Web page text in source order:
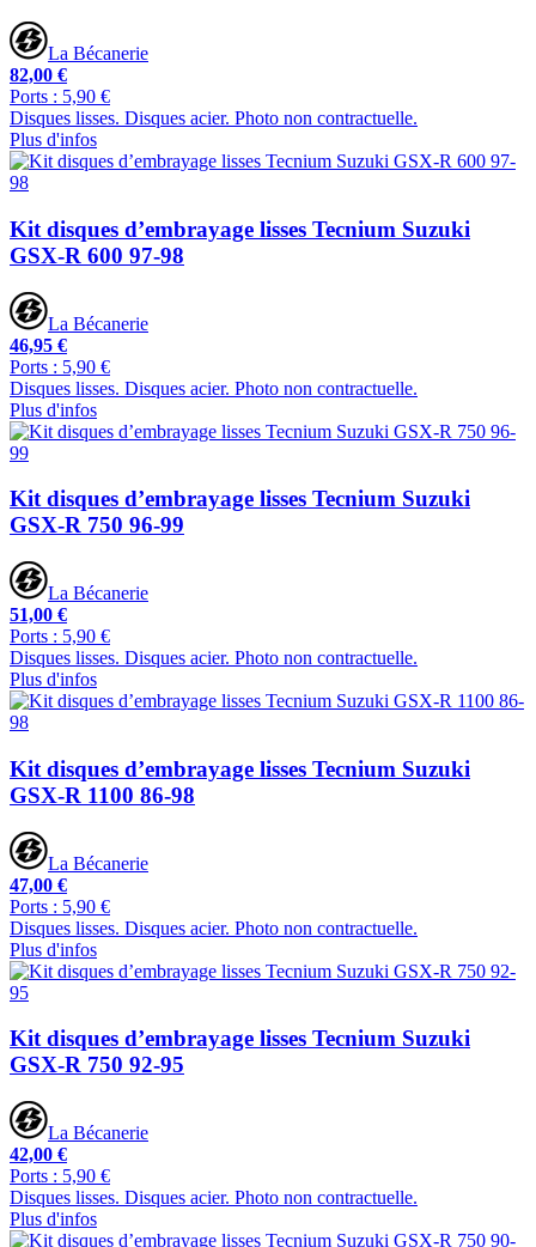
La Bécanerie
82,00 €
Ports : 5,90 €
Disques lisses. Disques acier. Photo non contractuelle.
Plus d'infos
Kit disques d’embrayage lisses Tecnium Suzuki
GSX-R 600 97-98
La Bécanerie
46,95 €
Ports : 5,90 €
Disques lisses. Disques acier. Photo non contractuelle.
Plus d'infos
Kit disques d’embrayage lisses Tecnium Suzuki
GSX-R 750 96-99
La Bécanerie
51,00 €
Ports : 5,90 €
Disques lisses. Disques acier. Photo non contractuelle.
Plus d'infos
Kit disques d’embrayage lisses Tecnium Suzuki
GSX-R 1100 86-98
La Bécanerie
47,00 €
Ports : 5,90 €
Disques lisses. Disques acier. Photo non contractuelle.
Plus d'infos
Kit disques d’embrayage lisses Tecnium Suzuki
GSX-R 750 92-95
La Bécanerie
42,00 €
Ports : 5,90 €
Disques lisses. Disques acier. Photo non contractuelle.
Plus d'infos